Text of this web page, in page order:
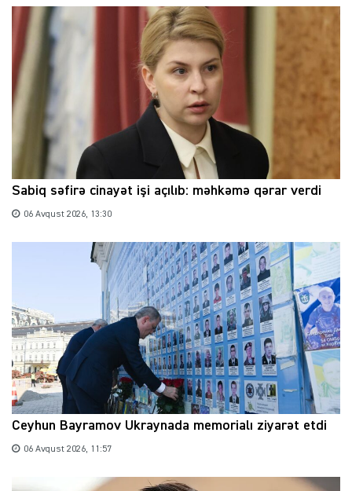
Sabiq səfirə cinayət işi açılıb: məhkəmə qərar verdi
06 Avqust 2026, 13:30
Ceyhun Bayramov Ukraynada memorialı ziyarət etdi
06 Avqust 2026, 11:57